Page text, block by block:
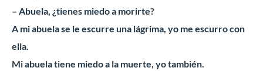
– Abuela, ¿tienes miedo a morirte?
A mi abuela se le escurre una lágrima, yo me escurro con
ella.
Mi abuela tiene miedo a la muerte, yo también.